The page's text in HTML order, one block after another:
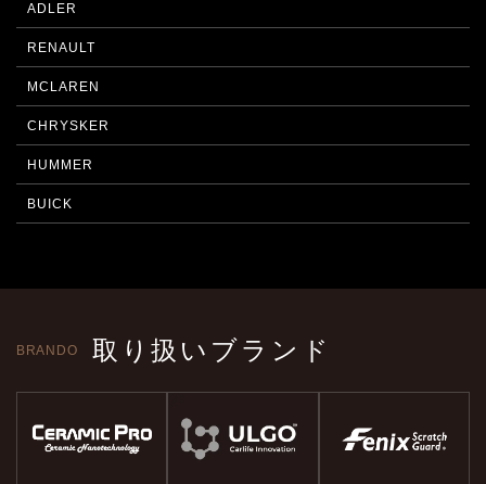
ADLER
RENAULT
MCLAREN
CHRYSKER
HUMMER
BUICK
BRANDO 取り扱いブランド